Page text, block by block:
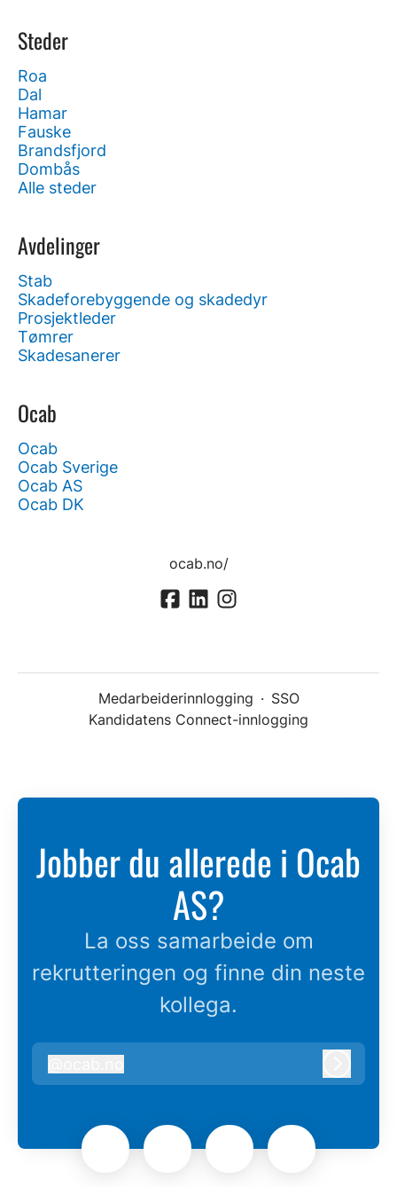
Steder
Roa
Dal
Hamar
Fauske
Brandsfjord
Dombås
Alle steder
Avdelinger
Stab
Skadeforebyggende og skadedyr
Prosjektleder
Tømrer
Skadesanerer
Ocab
Ocab
Ocab Sverige
Ocab AS
Ocab DK
ocab.no/
Medarbeiderinnlogging · SSO
Kandidatens Connect-innlogging
Jobber du allerede i Ocab
AS?
La oss samarbeide om
rekrutteringen og finne din neste
kollega.
ocab.no